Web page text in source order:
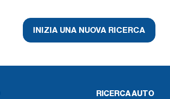
INIZIA UNA NUOVA RICERCA
RICERCA AUTO